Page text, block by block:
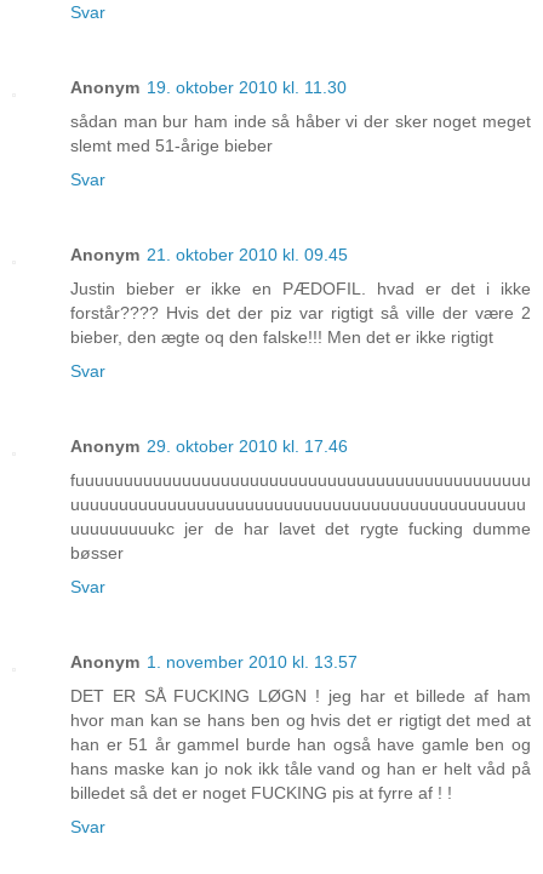
Svar
Anonym 19. oktober 2010 kl. 11.30
sådan man bur ham inde så håber vi der sker noget meget
slemt med 51-årige bieber
Svar
Anonym 21. oktober 2010 kl. 09.45
Justin bieber er ikke en PÆDOFIL. hvad er det i ikke
forstår???? Hvis det der piz var rigtigt så ville der være 2
bieber, den ægte oq den falske!!! Men det er ikke rigtigt
Svar
Anonym 29. oktober 2010 kl. 17.46
fuuuuuuuuuuuuuuuuuuuuuuuuuuuuuuuuuuuuuuuuuuuuuuu
uuuuuuuuuuuuuuuuuuuuuuuuuuuuuuuuuuuuuuuuuuuuuuu
uuuuuuuuukc jer de har lavet det rygte fucking dumme
bøsser
Svar
Anonym 1. november 2010 kl. 13.57
DET ER SÅ FUCKING LØGN ! jeg har et billede af ham
hvor man kan se hans ben og hvis det er rigtigt det med at
han er 51 år gammel burde han også have gamle ben og
hans maske kan jo nok ikk tåle vand og han er helt våd på
billedet så det er noget FUCKING pis at fyrre af ! !
Svar